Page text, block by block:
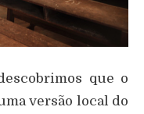
que o
versão local do